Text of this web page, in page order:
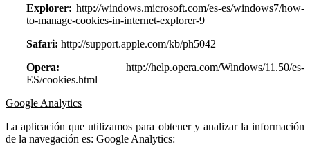
Explorer: http://windows.microsoft.com/es-es/windows7/how-
to-manage-cookies-in-internet-explorer-9
Safari: http://support.apple.com/kb/ph5042
Opera: http://help.opera.com/Windows/11.50/es-
ES/cookies.html
Google Analytics
La aplicación que utilizamos para obtener y analizar la información
de la navegación es: Google Analytics: